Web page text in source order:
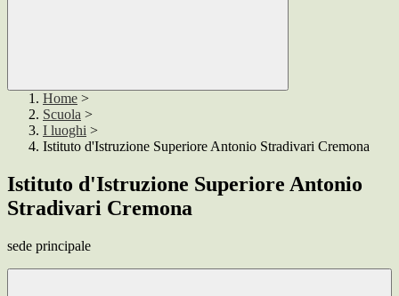
Home >
Scuola >
I luoghi >
Istituto d'Istruzione Superiore Antonio Stradivari Cremona
Istituto d'Istruzione Superiore Antonio
Stradivari Cremona
sede principale